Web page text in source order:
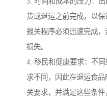
货或退运之前完成，以
报关程序必须迅速完成
损失。
4. 移民和健康要求：不
求不同，因此在退运食
关要求，并满足这些条